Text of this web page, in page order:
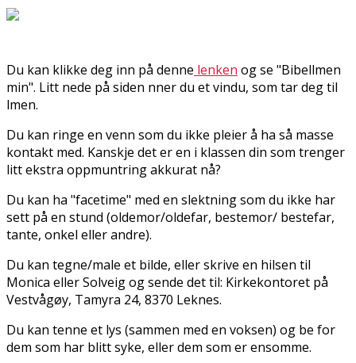
Du kan klikke deg inn på denne lenken og se "Bibelfilmen
min". Litt nede på siden finner du et vindu, som tar deg til
filmen.
Du kan ringe en venn som du ikke pleier å ha så masse
kontakt med. Kanskje det er en i klassen din som trenger
litt ekstra oppmuntring akkurat nå?
Du kan ha "facetime" med en slektning som du ikke har
sett på en stund (oldemor/oldefar, bestemor/ bestefar,
tante, onkel eller andre).
Du kan tegne/male et bilde, eller skrive en hilsen til
Monica eller Solveig og sende det til: Kirkekontoret på
Vestvågøy, Tamyra 24, 8370 Leknes.
Du kan tenne et lys (sammen med en voksen) og be for
dem som har blitt syke, eller dem som er ensomme.